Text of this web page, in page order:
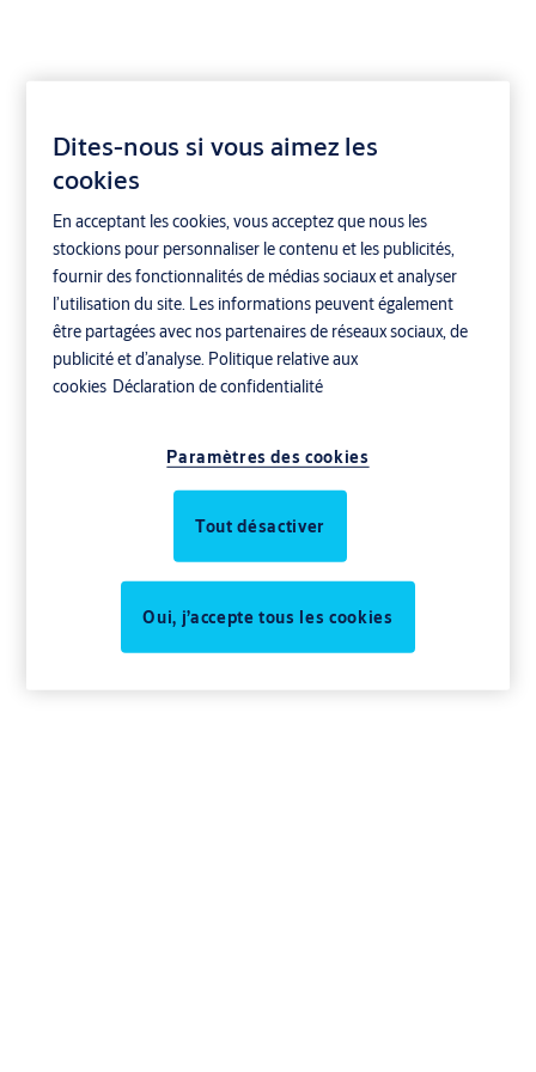
Avis de confidentialité
- Demande d’accès
aux données
personnelles vous
concernant
ASSA ABLOY AB traitera vos données
personnelles concernant votre demande au
sujet de la gestion de vos données
personnelles de la manière suivante.
Dites-nous si vous aimez les
cookies
En acceptant les cookies, vous acceptez que nous les
stockions pour personnaliser le contenu et les publicités,
fournir des fonctionnalités de médias sociaux et analyser
l’utilisation du site. Les informations peuvent également
être partagées avec nos partenaires de réseaux sociaux, de
publicité et d’analyse. Politique relative aux
cookies Déclaration de confidentialité
Paramètres des cookies
Tout désactiver
Oui, j’accepte tous les cookies